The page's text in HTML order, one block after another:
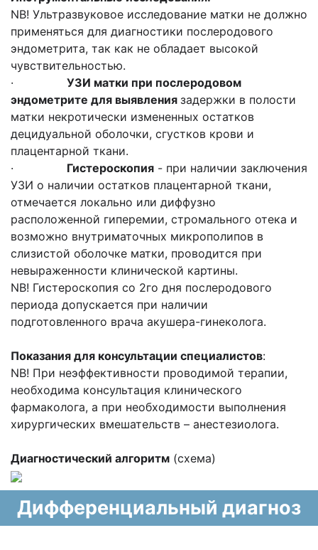
NB! Ультразвуковое исследование матки не должно
применяться для диагностики послеродового
эндометрита, так как не обладает высокой
чувствительностью.
· УЗИ матки при послеродовом
эндометрите для выявления задержки в полости
матки некротически измененных остатков
децидуальной оболочки, сгустков крови и
плацентарной ткани.
· Гистероскопия - при наличии заключения
УЗИ о наличии остатков плацентарной ткани,
отмечается локально или диффузно
расположенной гиперемии, cтромального отека и
возможно внутриматочных микрополипов в
слизистой оболочке матки, проводится при
невыраженности клинической картины.
NB! Гистероскопия со 2го дня послеродового
периода допускается при наличии
подготовленного врача акушера-гинеколога.
Показания для консультации специалистов:
NB! При неэффективности проводимой терапии,
необходима консультация клинического
фармаколога, а при необходимости выполнения
хирургических вмешательств – анестезиолога.
Диагностический алгоритм (схема)
Дифференциальный диагноз